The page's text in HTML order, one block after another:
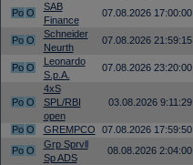
Po O
SAB
Finance
07.08.2026 17:00:00
Po O
Schneider
Neurth
07.08.2026 21:59:15
Po O
Leonardo
S.p.A.
07.08.2026 23:20:00
Po O
4xS
SPL/RBI
open
03.08.2026 9:11:29
Po O GREMPCO 07.08.2026 17:59:50
Po O
Grp Sprvll
Sp ADS
08.08.2026 2:04:00